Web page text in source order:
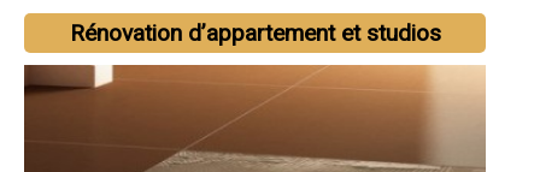
Rénovation d’appartement et studios